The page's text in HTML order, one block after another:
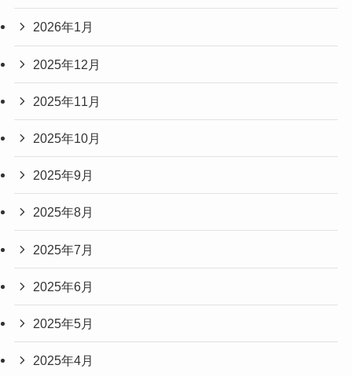
2026年1月
2025年12月
2025年11月
2025年10月
2025年9月
2025年8月
2025年7月
2025年6月
2025年5月
2025年4月